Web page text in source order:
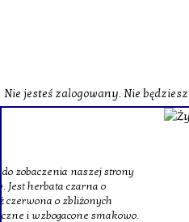
Nie jesteś zalogowany. Nie